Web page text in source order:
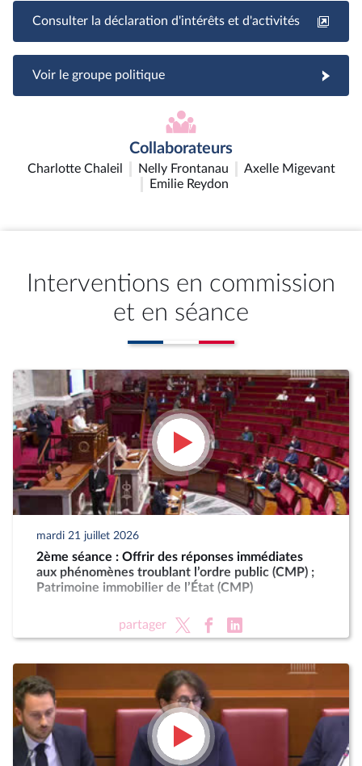
Consulter la déclaration d'intérêts et d'activités
Voir le groupe politique
Collaborateurs
Charlotte Chaleil Nelly Frontanau
Axelle Migevant
Emilie Reydon
Interventions en commission
et en séance
mardi 21 juillet 2026
2ème séance : Offrir des réponses immédiates
aux phénomènes troublant l’ordre public (CMP) ;
Patrimoine immobilier de l’État (CMP)
partager